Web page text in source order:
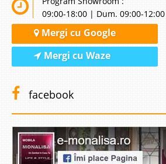
09:00-18:00 | Dum. 09:00-12:00
Mergi cu Google
Mergi cu Waze
facebook